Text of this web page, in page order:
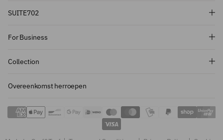
Subscribe and get 10% off!
Want to stay informed about the latest
off on your first order.
SUITE702
For Business
Collection
Overeenkomst herroepen